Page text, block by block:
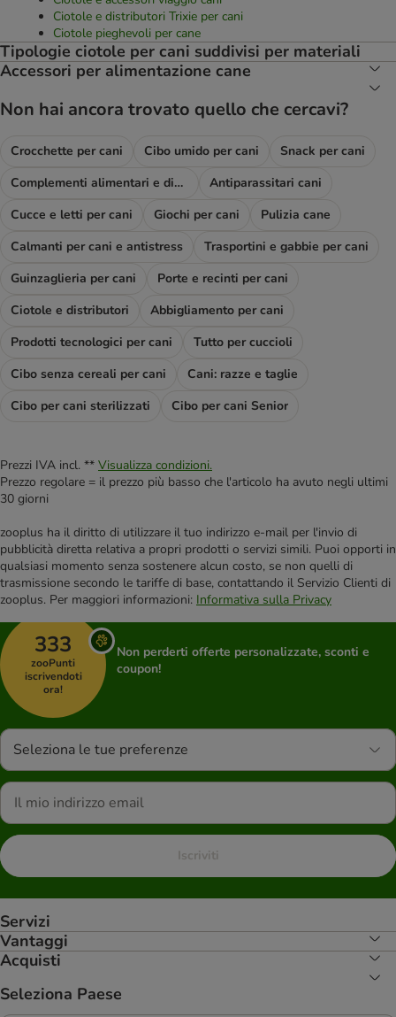
Ciotole e distributori Trixie per cani
Ciotole pieghevoli per cane
Tipologie ciotole per cani suddivisi per materiali
Accessori per alimentazione cane
Non hai ancora trovato quello che cercavi?
Crocchette per cani Cibo umido per cani
Snack per cani
Complementi alimentari e diete
Antiparassitari cani
Cucce e letti per cani
Giochi per cani
Pulizia cane
Calmanti per cani e antistress
Trasportini e gabbie per cani
Guinzaglieria per cani
Porte e recinti per cani
Ciotole e distributori
Abbigliamento per cani
Prodotti tecnologici per cani
Tutto per cuccioli
Cibo senza cereali per cani
Cani: razze e taglie
Cibo per cani sterilizzati
Cibo per cani Senior
Prezzi IVA incl. ** Visualizza condizioni.
Prezzo regolare = il prezzo più basso che l'articolo ha avuto negli ultimi
30 giorni
zooplus ha il diritto di utilizzare il tuo indirizzo e-mail per l'invio di
pubblicità diretta relativa a propri prodotti o servizi simili. Puoi opporti in
qualsiasi momento senza sostenere alcun costo, se non quelli di
trasmissione secondo le tariffe di base, contattando il Servizio Clienti di
zooplus. Per maggiori informazioni: Informativa sulla Privacy
333
zooPunti
iscrivendoti
ora!
Non perderti offerte personalizzate, sconti e
coupon!
Seleziona le tue preferenze
Iscriviti
Servizi
Vantaggi
Acquisti
Seleziona Paese